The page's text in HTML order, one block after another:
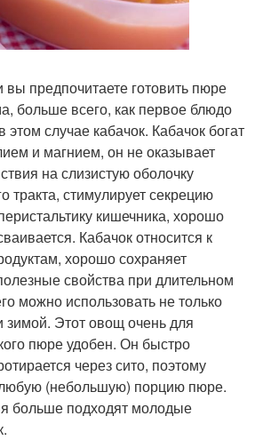
предпочитаете готовить пюре
больше всего, как первое блюдо
случае кабачок. Кабачок богат
и магнием, он не оказывает
на слизистую оболочку
тракта, стимулирует секрецию
кишечника, хорошо
Кабачок относится к
хорошо сохраняет
свойства при длительном
можно использовать не только
зимой. Этот овощ очень для
пюре удобен. Он быстро
через сито, поэтому
(небольшую) порцию пюре.
больше подходят молодые